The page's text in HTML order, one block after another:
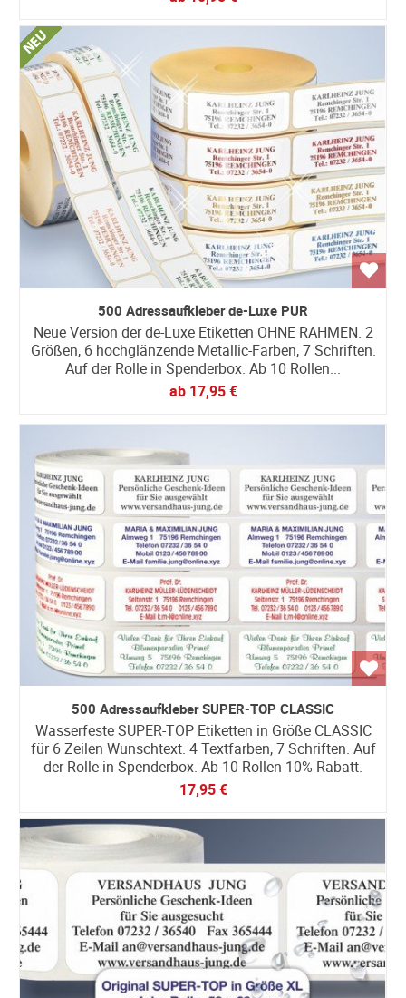
500 Adressaufkleber de-Luxe PUR
Neue Version der de-Luxe Etiketten OHNE RAHMEN. 2
Größen, 6 hochglänzende Metallic-Farben, 7 Schriften.
Auf der Rolle in Spenderbox. Ab 10 Rollen...
ab 17,95 €
500 Adressaufkleber SUPER-TOP CLASSIC
Wasserfeste SUPER-TOP Etiketten in Größe CLASSIC
für 6 Zeilen Wunschtext. 4 Textfarben, 7 Schriften. Auf
der Rolle in Spenderbox. Ab 10 Rollen 10% Rabatt.
17,95 €